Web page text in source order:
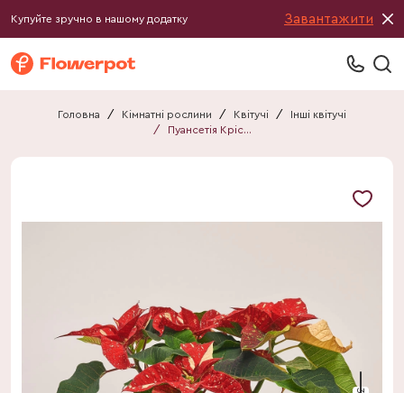
Купуйте зручно в нашому додатку Завантажити
Головна / Кімнатні рослини / Квітучі /
Інші квітучі
/
Пуансетія Крісмас Глітер